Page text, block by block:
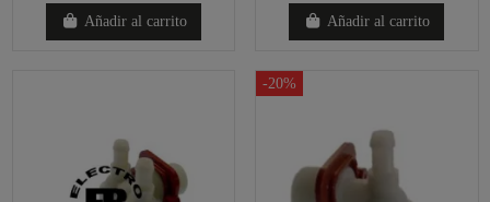
Añadir al carrito Añadir al carrito
-20%